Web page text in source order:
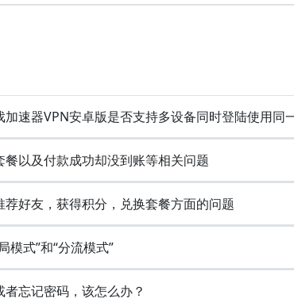
速器VPN安卓版是否支持多设备同时登陆使用同
餐以及付款成功却没到账等相关问题
荐好友，获得积分，兑换套餐方面的问题
模式”和“分流模式”
者忘记密码，该怎么办？